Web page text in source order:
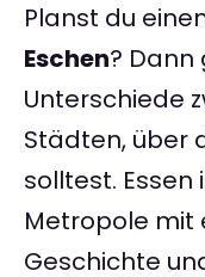
Planst du
Eschen? Dann
Unterschiede
Städten, über
solltest.
Metropole mit
Geschichte